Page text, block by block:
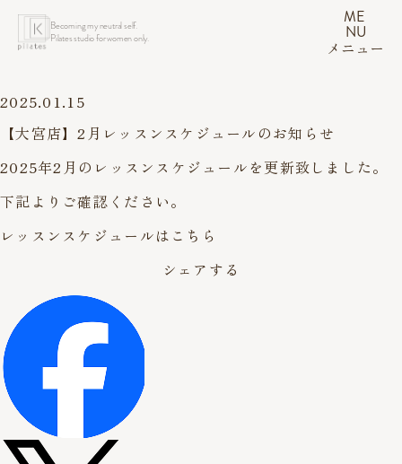
Becoming my neutral self.
Pilates studio for women only.
ME
NU
メニュー
2025.01.15
【大宮店】2月レッスンスケジュールのお知らせ
2025年2月のレッスンスケジュールを更新致しました。
下記よりご確認ください。
レッスンスケジュールはこちら
シェアする